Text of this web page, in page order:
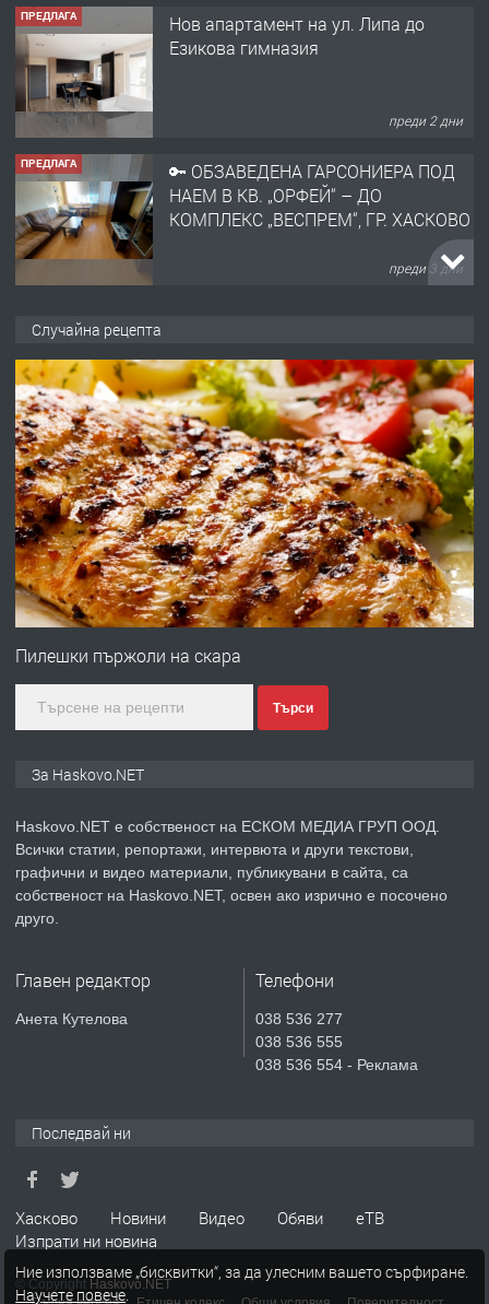
ПРЕДЛАГА
Нов апартамент на ул. Липа до
Езикова гимназия
преди 2 дни
ПРЕДЛАГА
🔑 ОБЗАВЕДЕНА ГАРСОНИЕРА ПОД
НАЕМ В КВ. „ОРФЕЙ“ – ДО
КОМПЛЕКС „ВЕСПРЕМ“, ГР. ХАСКОВО
преди 3 дни
АПАРТАМЕНТ В ЦЕНТЪРА НА ГР.
ХАСКОВО
преди 4 дни
ПРЕДЛАГА Давам гараж под наем
преди 4 дни
ПРЕДЛАГА
№4120 Магазин/Офис под наем в кв.
градската градина!
преди 5 дни
ПРЕДЛАГА
Продавам парцел в гр. Хасково кв.
СГЛОБЯВАНЕ НА МЕБЕЛИ.
апартамент под наем в кв.
Училищни, гр. Хасково.
Случайна рецепта
Пилешки пържоли на скара
Търси
За Haskovo.NET
Haskovo.NET е собственост на ЕСКОМ МЕДИА ГРУП ООД.
Всички статии, репортажи, интервюта и други текстови,
графични и видео материали, публикувани в сайта, са
собственост на Haskovo.NET, освен ако изрично е посочено
друго.
Главен редактор
Анета Кутелова
Телефони
038 536 277
038 536 555
038 536 554 - Реклама
Последвай ни
Хасково Новини Видео Обяви
еТВ
Изпрати ни новина
© Copyright Haskovo.NET
Ние използваме „бисквитки“, за да улесним вашето сърфиране.
Научете повече.